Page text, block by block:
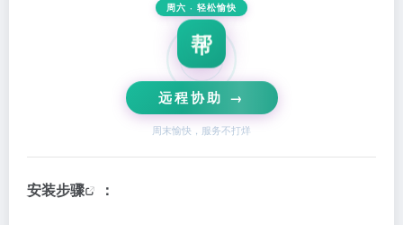
周六 · 轻松愉快
帮
远程协助 →
周末愉快，服务不打烊
安装步骤 ：